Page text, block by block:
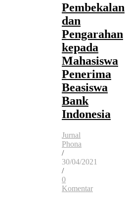
Pembekalan
dan
Pengarahan
kepada
Mahasiswa
Penerima
Beasiswa
Bank
Indonesia
Jurnal
Phona
/
30/04/2021
/
0
Komentar